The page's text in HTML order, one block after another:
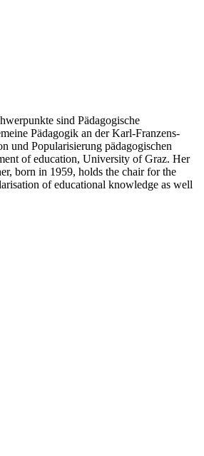
sind Pädagogische
Pädagogik an der Karl-Franzens-
und Popularisierung pädagogischen
of education, University of Graz. Her
born in 1959, holds the chair for the
of educational knowledge as well